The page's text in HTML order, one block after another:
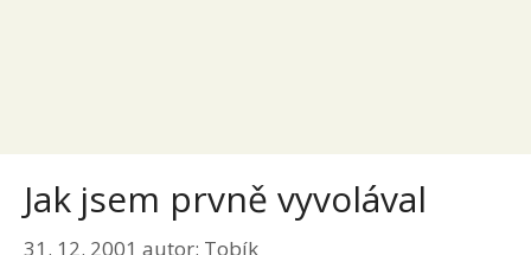
Jak jsem prvně vyvolával
31. 12. 2001 autor: Tobík